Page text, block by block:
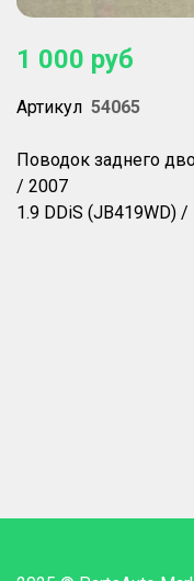
1 000 руб
Артикул 54065
Поводок заднего
/ 2007
1.9 DDiS (JB419WD)